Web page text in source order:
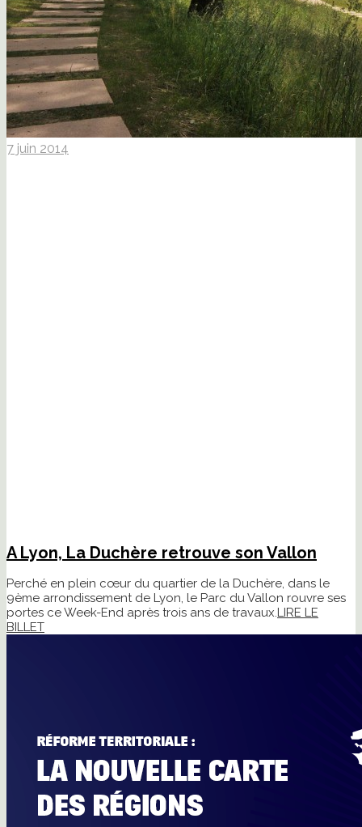
7 juin 2014
A Lyon, La Duchère retrouve son Vallon
Perché en plein cœur du quartier de la Duchère, dans le
9ème arrondissement de Lyon, le Parc du Vallon rouvre ses
portes ce Week-End après trois ans de travaux. LIRE LE
BILLET